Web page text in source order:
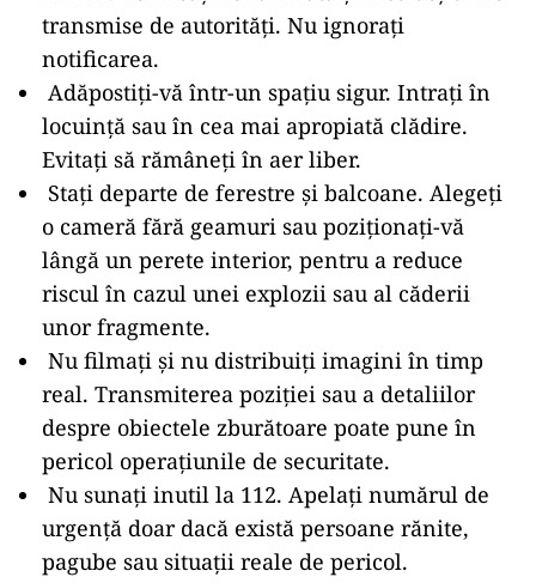
transmise de autorități. Nu ignorați
notificarea.
Adăpostiți-vă într-un spațiu sigur. Intrați în
locuință sau în cea mai apropiată clădire.
Evitați să rămâneți în aer liber.
Stați departe de ferestre și balcoane. Alegeți
o cameră fără geamuri sau poziționați-vă
lângă un perete interior, pentru a reduce
riscul în cazul unei explozii sau al căderii
unor fragmente.
Nu filmați și nu distribuiți imagini în timp
real. Transmiterea poziției sau a detaliilor
despre obiectele zburătoare poate pune în
pericol operațiunile de securitate.
Nu sunați inutil la 112. Apelați numărul de
urgență doar dacă există persoane rănite,
pagube sau situații reale de pericol.